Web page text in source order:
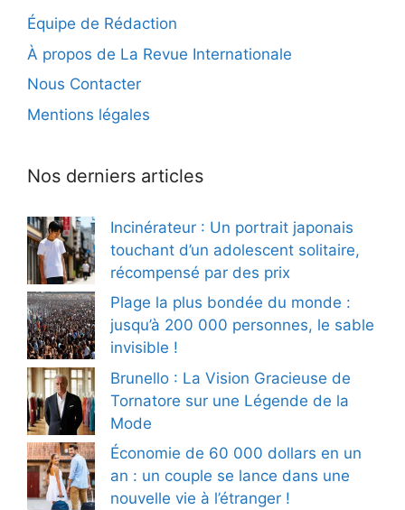
Équipe de Rédaction
À propos de La Revue Internationale
Nous Contacter
Mentions légales
Nos derniers articles
Incinérateur : Un portrait japonais
touchant d’un adolescent solitaire,
récompensé par des prix
Plage la plus bondée du monde :
jusqu’à 200 000 personnes, le sable
invisible !
Brunello : La Vision Gracieuse de
Tornatore sur une Légende de la
Mode
Économie de 60 000 dollars en un
an : un couple se lance dans une
nouvelle vie à l’étranger !